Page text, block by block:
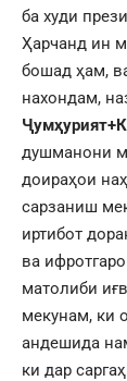
ба худи
Ҳарчанд ин
бошад ҳам,
нахондам,
душманони
доираҳои
сарзаниш
иртибот
ва
матолиби
мекунам, ки
андешида
ки дар